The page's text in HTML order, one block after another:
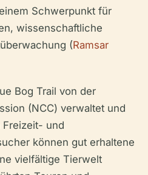
Schwerpunkt für
wissenschaftliche
(Ramsar
Bog Trail von der
(NCC) verwaltet und
Freizeit- und
können gut erhaltene
vielfältige Tierwelt